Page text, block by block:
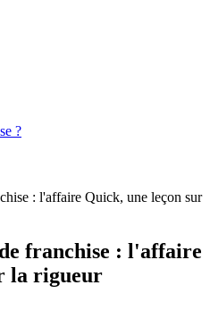
?
: l'affaire Quick, une leçon sur
franchise : l'affaire
la rigueur